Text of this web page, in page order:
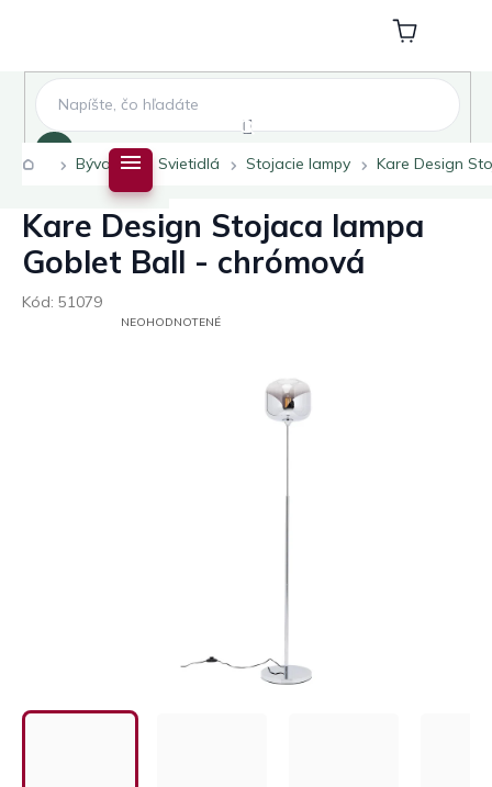
Nákupný
košík
Domov
Bývanie Svietidlá Stojacie lampy Kare Design
Kare Design Stojaca lampa
Goblet Ball - chrómová
Kód: 51079
PRIEMERNÉNEOHODNOTENÉ